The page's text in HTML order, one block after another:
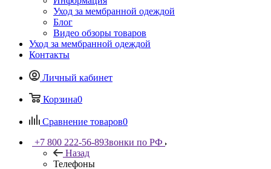
Уход за мембранной одеждой
Блог
Видео обзоры товаров
Уход за мембранной одеждой
Контакты
Личный кабинет
Корзина0
Сравнение товаров0
+7 800 222-56-89Звонки по РФ
Назад
Телефоны